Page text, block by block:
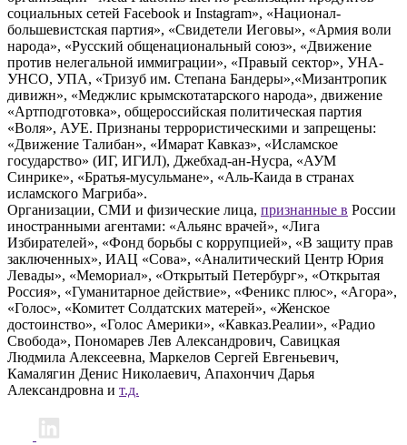
социальных сетей Facebook и Instagram», «Национал-
большевистская партия», «Свидетели Иеговы», «Армия воли
народа», «Русский общенациональный союз», «Движение
против нелегальной иммиграции», «Правый сектор», УНА-
УНСО, УПА, «Тризуб им. Степана Бандеры»,«Мизантропик
дивижн», «Меджлис крымскотатарского народа», движение
«Артподготовка», общероссийская политическая партия
«Воля», АУЕ. Признаны террористическими и запрещены:
«Движение Талибан», «Имарат Кавказ», «Исламское
государство» (ИГ, ИГИЛ), Джебхад-ан-Нусра, «АУМ
Синрике», «Братья-мусульмане», «Аль-Каида в странах
исламского Магриба».
Организации, СМИ и физические лица, признанные в России
иностранными агентами: «Альянс врачей», «Лига
Избирателей», «Фонд борьбы с коррупцией», «В защиту прав
заключенных», ИАЦ «Сова», «Аналитический Центр Юрия
Левады», «Мемориал», «Открытый Петербург», «Открытая
Россия», «Гуманитарное действие», «Феникс плюс», «Агора»,
«Голос», «Комитет Солдатских матерей», «Женское
достоинство», «Голос Америки», «Кавказ.Реалии», «Радио
Свобода», Пономарев Лев Александрович, Савицкая
Людмила Алексеевна, Маркелов Сергей Евгеньевич,
Камалягин Денис Николаевич, Апахончич Дарья
Александровна и т.д.